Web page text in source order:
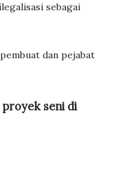
sebagai
dan pejabat
seni di